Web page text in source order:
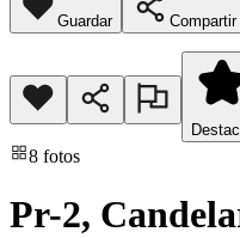
Guardar Compartir
8 fotos
Pr-2,